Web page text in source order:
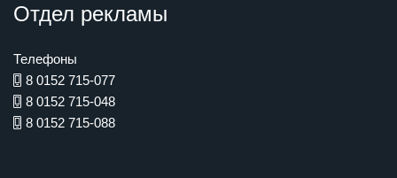
Отдел рекламы
Телефоны
8 0152 715-077
8 0152 715-048
8 0152 715-088